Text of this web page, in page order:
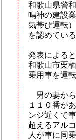
和歌山県警
鳴神の建設
気帯び運転
を認めてい
発表による
和歌山市栗
乗用車を運
男の妻から
１１０番が
ンジ近くで
超えるアル
人が車に同